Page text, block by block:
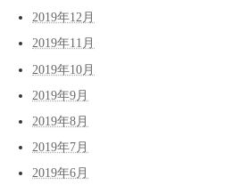
2019年12月
2019年11月
2019年10月
2019年9月
2019年8月
2019年7月
2019年6月